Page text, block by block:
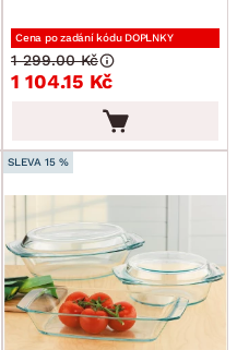
Cena po zadání kódu DOPLNKY
1 104.15 Kč
1 299.00 Kč
SLEVA 15 %